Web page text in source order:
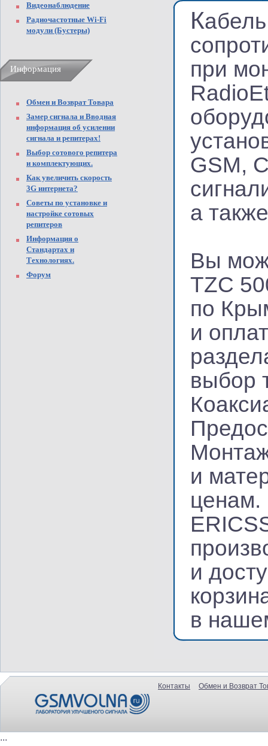
Видеонаблюдение
Радиочастотные Wi-Fi
модули (Бустеры)
Информация
Обмен и Возврат Товара
Замер сигнала и Вводная
информация об усилении
сигнала и репитерах!
Выбор сотового репитера
и комплектующих.
Как увеличить скорость
3G интернета?
Советы по установке и
настройке сотовых
репитеров
Информация о
Стандартах и
Технологиях.
Форум
К
при
GSM,
а
Вы
TZC
по
и
выбор
и
ценам.
и
в
Контакты Обмен и Возврат
...